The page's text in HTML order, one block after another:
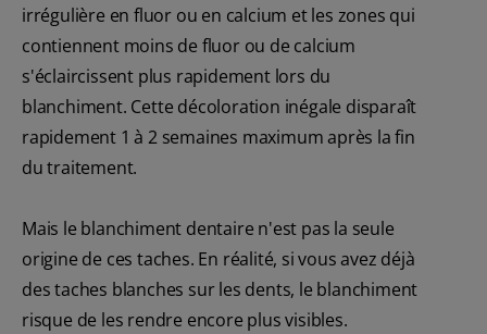
irrégulière en fluor ou en calcium et les zones qui
contiennent moins de fluor ou de calcium
s'éclaircissent plus rapidement lors du
blanchiment. Cette décoloration inégale disparaît
rapidement 1 à 2 semaines maximum après la fin
du traitement.
Mais le blanchiment dentaire n'est pas la seule
origine de ces taches. En réalité, si vous avez déjà
des taches blanches sur les dents, le blanchiment
risque de les rendre encore plus visibles.